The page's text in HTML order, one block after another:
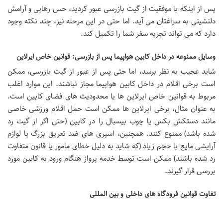
پس از اینکه با موفقیت از گیت بازرسی عبور کردید، حس رهایی و آرامش
دلنشینی به سراغتان می آید. اما حتی در این مرحله نیز، چند نکته وجود
دارد که می تواند تجربه سفر شما را تکمیل کند.
وسایل ممنوعه در داخل کابین هواپیما پس از بازرسی: قوانین خاص ایرلاین
شاید عجیب به نظر برسد، اما حتی پس از عبور از گیت بازرسی، ممکن
است برخی اقلام در داخل کابین هواپیما مجاز نباشند. این موارد اغلب
مربوط به قوانین خاص ایرلاین ها یا محدودیت های فضای کابین است.
به عنوان مثال، برخی ایرلاین ها ممکن است حمل اقلام ورزشی خاصی
مانند دستکش بکس یا چوب بیسبال را در کابین (حتی اگر از گیت رد
شده باشد) ممنوع کنند. همچنین، اسپری های ضد تعریق بزرگ یا لوازم
آرایشی مایع با حجم زیاد (که شاید به دلیل خطای مامور یا قانون متفاوت
رد شده باشند) ممکن است توسط خدمه پرواز هنگام ورود به کابین مورد
بررسی قرار گیرند.
تفاوت قوانین فرودگاه های داخلی و بین المللی